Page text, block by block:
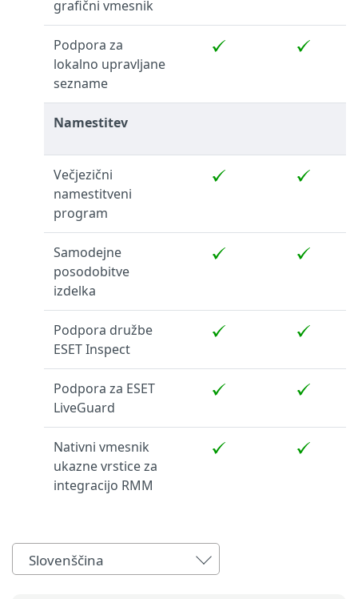
grafični vmesnik
Podpora za
lokalno upravljane
sezname
Namestitev
Večjezični
namestitveni
program
Samodejne
posodobitve
izdelka
Podpora družbe
ESET Inspect
Podpora za ESET
LiveGuard
Nativni vmesnik
ukazne vrstice za
integracijo RMM
Slovenščina